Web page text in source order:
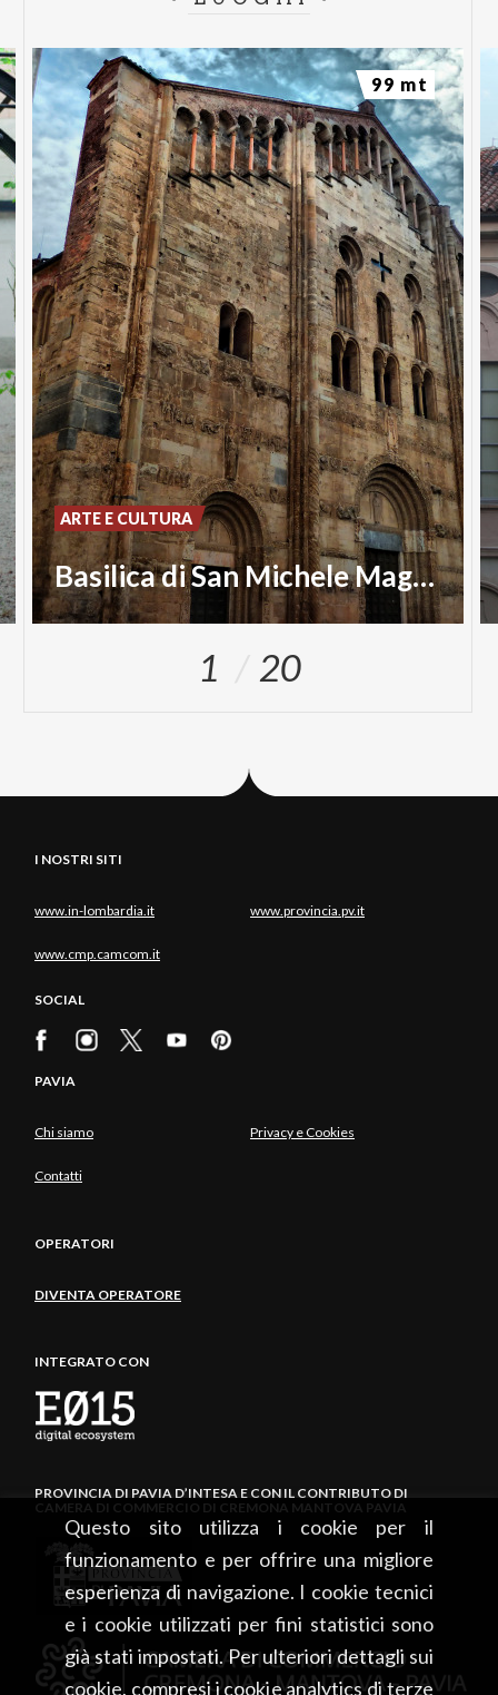
Questo sito utilizza i cookie per il
funzionamento e per offrire una migliore
esperienza di navigazione. I cookie tecnici
e i cookie utilizzati per fini statistici sono
già stati impostati. Per ulteriori dettagli sui
cookie, compresi i cookie analytics di terze
Basilica di San Michele Maggiore
ARTE E CULTURA
99 mt
1 20
I NOSTRI SITI
www.in-lombardia.it www.provincia.pv.it
www.cmp.camcom.it
SOCIAL
PAVIA
Chi siamo Privacy e Cookies
Contatti
OPERATORI
DIVENTA OPERATORE
INTEGRATO CON
PROVINCIA DI PAVIA D’INTESA E CON IL CONTRIBUTO DI
CAMERA DI COMMERCIO DI CREMONA MANTOVA PAVIA